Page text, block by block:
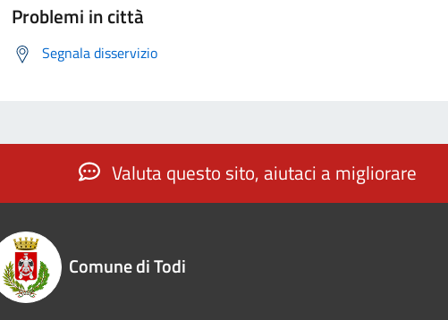
Problemi in città
Segnala disservizio
Valuta questo sito, aiutaci a migliorare
Comune di Todi